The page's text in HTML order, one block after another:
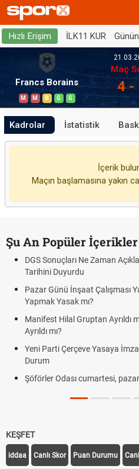
Hızlı Erişim İLK11 KUR
Francs Borains
M M B G G
Maç
4 -
Kadrolar İstatistik
İçerik
Maçın başlamasına yakın
Şu An Popüler İçerikler
DGS Sonuçları Ne Zaman
Tarihini Duyurdu
Pazar Günü İnşaat Çalışması
Yapmak Yasak mı?
Manifest Hilal Gruptan Ayrıldı
Ayrıldı mı?
Yeni Parti Çerçeve Yasaya
Durum
Şöförler Odası cumartesi, pazar
KEŞFET
iddaa Canlı Skor Puan Durumu